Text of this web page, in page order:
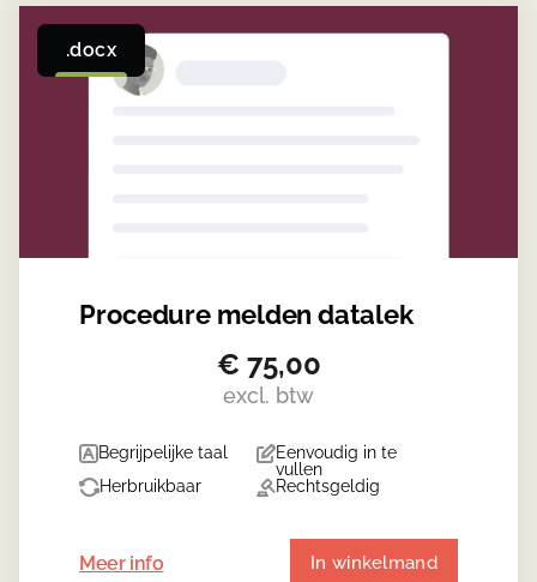
.docx
Procedure melden datalek
€ 75,00
excl. btw
Begrijpelijke taal
Eenvoudig in te
vullen
Herbruikbaar
Rechtsgeldig
Meer info In winkelmand